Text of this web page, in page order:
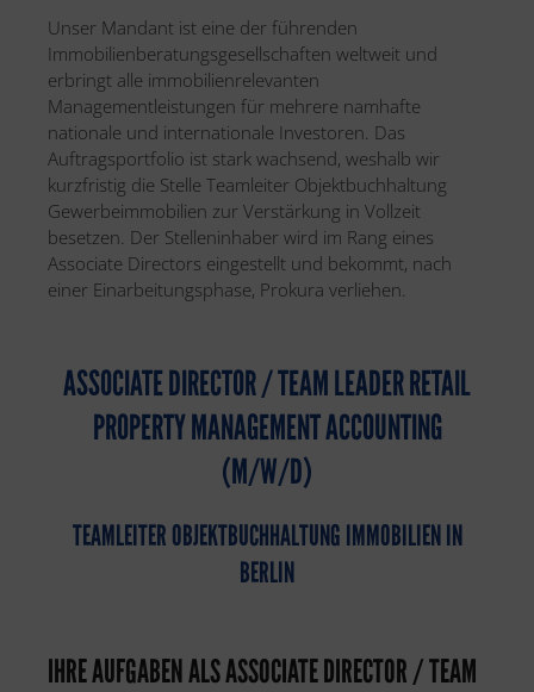
Unser Mandant ist eine der führenden
Immobilienberatungsgesellschaften weltweit und
erbringt alle immobilienrelevanten
Managementleistungen für mehrere namhafte
nationale und internationale Investoren. Das
Auftragsportfolio ist stark wachsend, weshalb wir
kurzfristig die Stelle Teamleiter Objektbuchhaltung
Gewerbeimmobilien zur Verstärkung in Vollzeit
besetzen. Der Stelleninhaber wird im Rang eines
Associate Directors eingestellt und bekommt, nach
einer Einarbeitungsphase, Prokura verliehen.
ASSOCIATE DIRECTOR / TEAM LEADER RETAIL
PROPERTY MANAGEMENT ACCOUNTING
(M/W/D)
TEAMLEITER OBJEKTBUCHHALTUNG IMMOBILIEN IN
BERLIN
IHRE AUFGABEN ALS ASSOCIATE DIRECTOR / TEAM